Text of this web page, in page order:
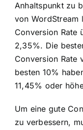
Anhaltspunkt zu
von WordStream
Conversion Rate
2,35%. Die
Conversion Rate
besten 10%
11,45% oder
Um eine gute
zu verbessern,